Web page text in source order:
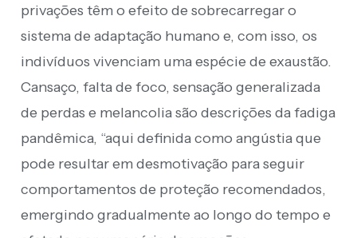
privações têm o efeito de sobrecarregar o
sistema de adaptação humano e, com isso, os
indivíduos vivenciam uma espécie de exaustão.
Cansaço, falta de foco, sensação generalizada
de perdas e melancolia são descrições da fadiga
pandêmica, “aqui definida como angústia que
pode resultar em desmotivação para seguir
comportamentos de proteção recomendados,
emergindo gradualmente ao longo do tempo e